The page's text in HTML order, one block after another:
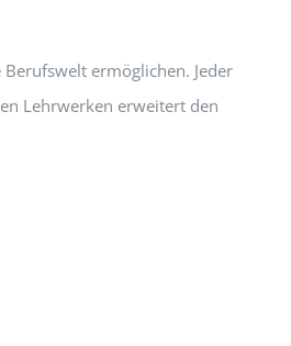
ermöglichen. Jeder
Lehrwerken erweitert den